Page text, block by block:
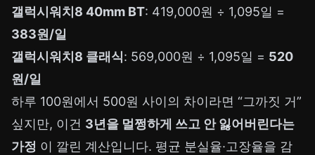
갤럭시워치8 40mm BT: 419,000원 ÷ 1,095일 =
383원/일
갤럭시워치8 클래식: 569,000원 ÷ 1,095일 = 520
원/일
하루 100원에서 500원 사이의 차이라면 “그까짓 거”
싶지만, 이건 3년을 멀쩡하게 쓰고 안 잃어버린다는
가정 이 깔린 계산입니다. 평균 분실율·고장율을 감